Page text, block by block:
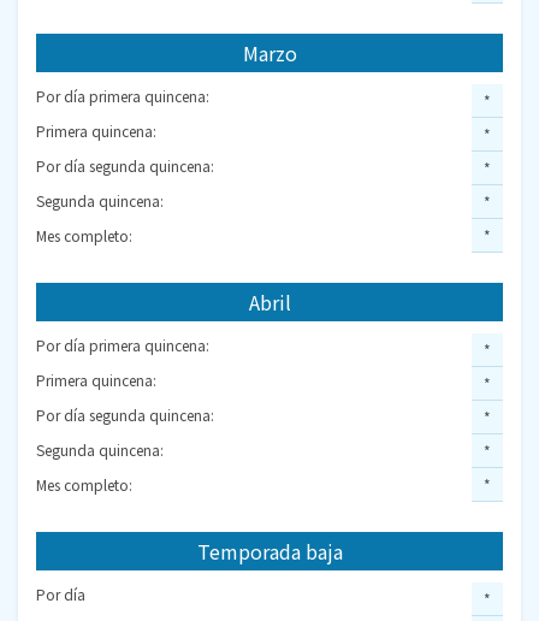
Marzo
Por día primera quincena:
Primera quincena:
Por día segunda quincena:
Segunda quincena:
Mes completo:
*
*
*
*
*
Abril
Por día primera quincena:
Primera quincena:
Por día segunda quincena:
Segunda quincena:
Mes completo:
*
*
*
*
*
Temporada baja
Por día
*